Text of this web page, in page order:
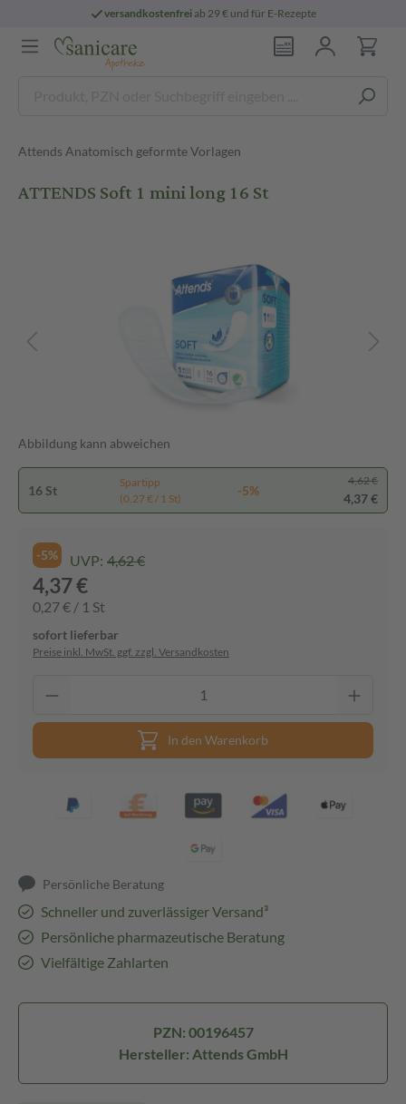
versandkostenfreiab 29 € und für E-Rezepte
Attends Anatomisch geformte Vorlagen
ATTENDS Soft 1 mini long 16 St
Abbildung kann abweichen
16 St
Spartipp
(0,27 € / 1 St)
-5%
4,62 €
4,37 €
-5% UVP: 4,62 €
4,37 €
0,27 € / 1 St
sofort lieferbar
Preise inkl. MwSt. ggf. zzgl. Versandkosten
In den Warenkorb
Persönliche Beratung
Schneller und zuverlässiger Versand³
Persönliche pharmazeutische Beratung
Vielfältige Zahlarten
PZN: 00196457
Hersteller: Attends GmbH